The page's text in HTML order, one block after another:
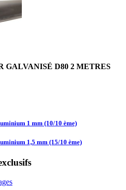
GALVANISÉ D80 2 METRES
1 mm (10/10 ème)
1,5 mm (15/10 ème)